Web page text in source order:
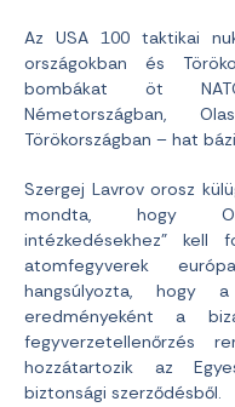
Az USA 100 taktikai
országokban és
bombákat öt
Németországban,
Törökországban – hat
Szergej Lavrov orosz
mondta, hogy
intézkedésekhez” kell
atomfegyverek
hangsúlyozta, hogy
eredményeként a
fegyverzetellenőrzés
hozzátartozik az
biztonsági szerződésből.